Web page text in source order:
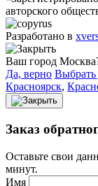
авторского
Разработано в
Ваш город
Да, верно Выбрать
Красноярск,
Заказ
Оставьте свои
минут.
Имя